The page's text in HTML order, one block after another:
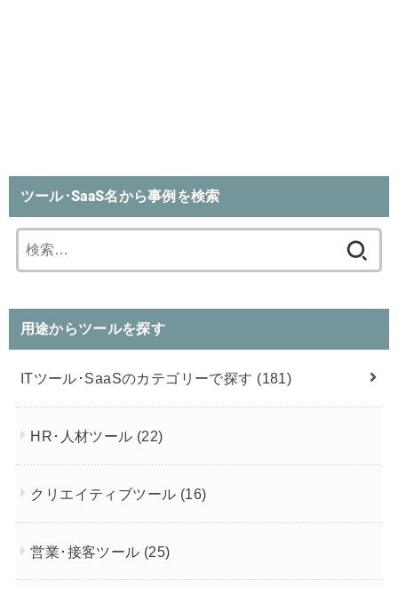
ツール･SaaS名から事例を検索
索:
用途からツールを探す
ITツール･SaaSのカテゴリーで探す (181)
HR･人材ツール (22)
クリエイティブツール (16)
営業･接客ツール (25)